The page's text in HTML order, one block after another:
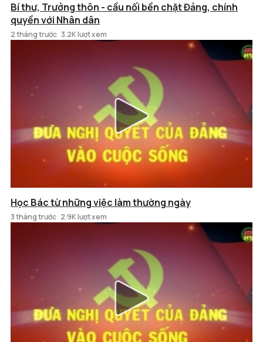
Bí thư, Trưởng thôn - cầu nối bền chặt Đảng, chính
quyền với Nhân dân
2 tháng trước 3.2K lượt xem
Học Bác từ những việc làm thường ngày
3 tháng trước 2.9K lượt xem